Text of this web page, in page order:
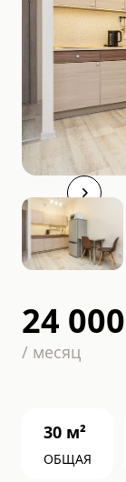
24 000
/ месяц
30 м²
ОБЩАЯ